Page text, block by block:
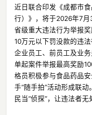
近日联合印发《成都市
行）》，将于2026年7
省级重大违法行为举报
10万元以下罚没款的违
企业员工、前员工及业务
单起案件举报最高奖励
格员积极参与食品药品
手“随手拍”活动形成联
民当“侦探”，让违法者无